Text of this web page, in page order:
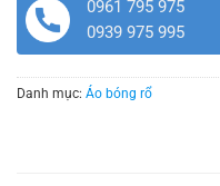
0961 795 975
0939 975 995
Danh mục: Áo bóng rổ